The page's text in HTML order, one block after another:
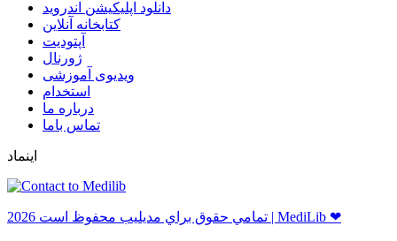
دانلود اپلیکیشن اندروید
ﮐﺘﺎﺑﺨﺎﻧﻪ ﺁﻧﻼﯾﻦ
ﺁﭘﺘﻮﺩﯾﺖ
ﮊﻭﺭﻧﺎﻝ
ویدیوی آموزشی
استخدام
درباره ما
ﺗﻤﺎﺱ ﺑﺎﻣﺎ
اینماد
ﺗﻤﺎﻣﻲ ﺣﻘﻮﻕ ﺑﺮاﻱ ﻣﺪﻳﻠﻴﺐ ﻣﺤﻔﻮﻅ اﺳﺖ 2026 | MediLib ❤